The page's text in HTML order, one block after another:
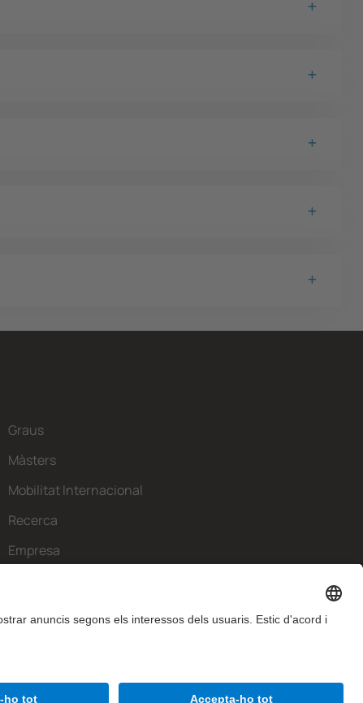
Graus
Màsters
Mobilitat Internacional
Recerca
Empresa